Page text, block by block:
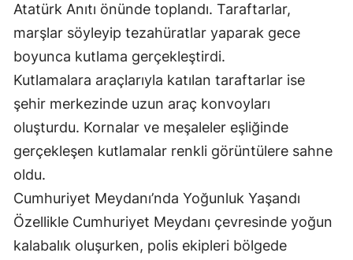
Atatürk Anıtı önünde toplandı. Taraftarlar,
marşlar söyleyip tezahüratlar yaparak gece
boyunca kutlama gerçekleştirdi.
Kutlamalara araçlarıyla katılan taraftarlar ise
şehir merkezinde uzun araç konvoyları
oluşturdu. Kornalar ve meşaleler eşliğinde
gerçekleşen kutlamalar renkli görüntülere sahne
oldu.
Cumhuriyet Meydanı’nda Yoğunluk Yaşandı
Özellikle Cumhuriyet Meydanı çevresinde yoğun
kalabalık oluşurken, polis ekipleri bölgede